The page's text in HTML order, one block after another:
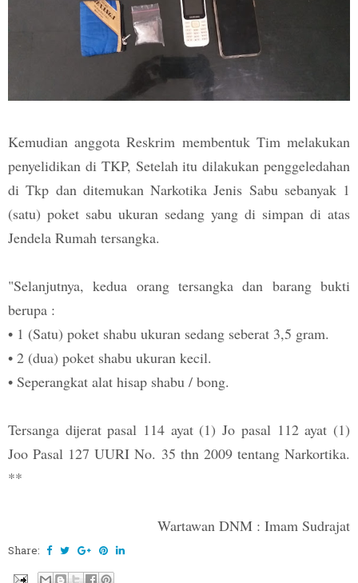
Kemudian anggota Reskrim membentuk Tim melakukan
penyelidikan di TKP, Setelah itu dilakukan penggeledahan
di Tkp dan ditemukan Narkotika Jenis Sabu sebanyak 1
(satu) poket sabu ukuran sedang yang di simpan di atas
Jendela Rumah tersangka.
"Selanjutnya, kedua orang tersangka dan barang bukti
berupa :
• 1 (Satu) poket shabu ukuran sedang seberat 3,5 gram.
• 2 (dua) poket shabu ukuran kecil.
• Seperangkat alat hisap shabu / bong.
Tersanga dijerat pasal 114 ayat (1) Jo pasal 112 ayat (1)
Joo Pasal 127 UURI No. 35 thn 2009 tentang Narkortika.
**
Wartawan DNM : Imam Sudrajat
Share: